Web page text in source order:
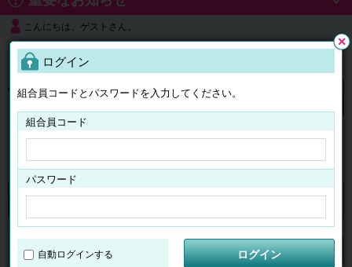
こんにちは、ゲストさん。
よくある質問
ログイン
チケット マイページ
ログイン
組合員コードとパスワードを入力してください。
組合員コード
パスワード
自動ログインする ログイン